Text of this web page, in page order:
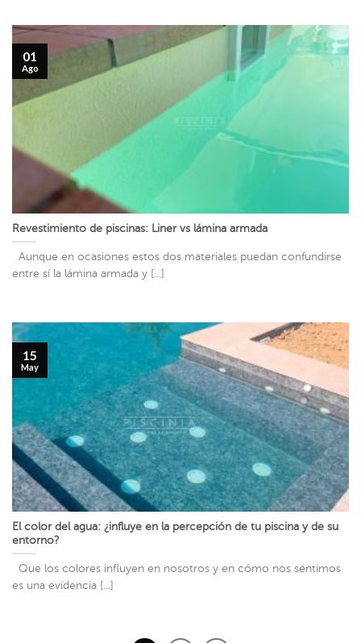
Revestimiento de piscinas: Liner vs lámina armada
Aunque en ocasiones estos dos materiales puedan confundirse
entre sí la lámina armada y [...]
01
Ago
El color del agua: ¿influye en la percepción de tu piscina y de su
entorno?
Que los colores influyen en nosotros y en cómo nos sentimos
es una evidencia [...]
15
May